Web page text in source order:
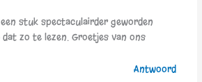
stuk spectaculairder geworden
dat zo te lezen. Groetjes van ons
Antwoord